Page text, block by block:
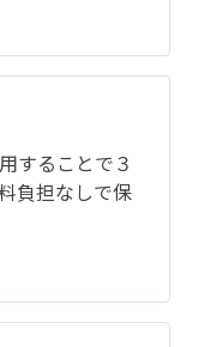
することで３
負担なしで保